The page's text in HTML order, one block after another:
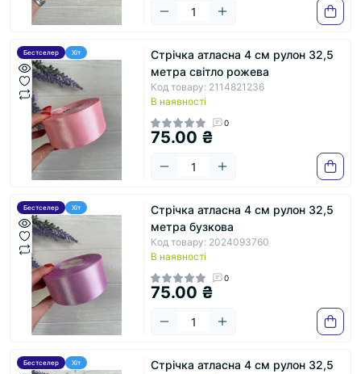
Бестселер Хіт
Стрічка атласна 4 см рулон 32,5
метра світло рожева
Код товару: 2114821236
В наявності
0
75.00 ₴
Бестселер Хіт
Стрічка атласна 4 см рулон 32,5
метра бузкова
Код товару: 2024093760
В наявності
0
75.00 ₴
Бестселер Хіт
Стрічка атласна 4 см рулон 32,5